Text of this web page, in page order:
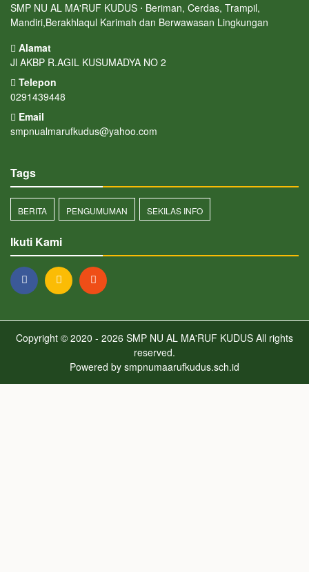
SMP NU AL MA'RUF KUDUS ⋅ Beriman, Cerdas, Trampil,
Mandiri,Berakhlaqul Karimah dan Berwawasan Lingkungan
Alamat
Jl AKBP R.AGIL KUSUMADYA NO 2
Telepon
0291439448
Email
smpnualmarufkudus@yahoo.com
Tags
BERITA PENGUMUMAN SEKILAS INFO
Ikuti Kami
Copyright © 2020 - 2026 SMP NU AL MA'RUF KUDUS All rights
reserved.
Powered by smpnumaarufkudus.sch.id